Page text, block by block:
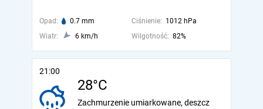
Opad: 0.7 mm Ciśnienie: 1012 hPa
Wiatr:
6 km/h Wilgotność: 82%
21:00
28°C
Zachmurzenie umiarkowane, deszcz